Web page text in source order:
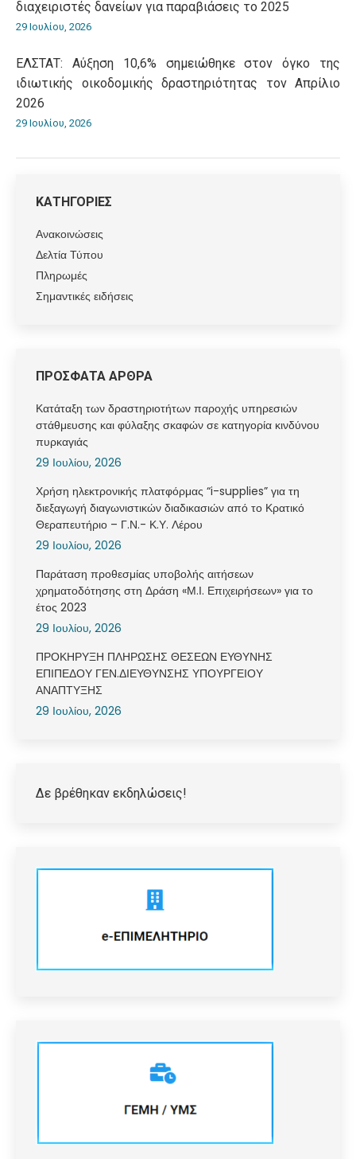
διαχειριστές δανείων για παραβιάσεις το 2025
29 Ιουλίου, 2026
ΕΛΣΤΑΤ: Αύξηση 10,6% σημειώθηκε στον όγκο της
ιδιωτικής οικοδομικής δραστηριότητας τον Απρίλιο
2026
29 Ιουλίου, 2026
ΚΑΤΗΓΟΡΙΕΣ
Ανακοινώσεις
Δελτία Τύπου
Πληρωμές
Σημαντικές ειδήσεις
ΠΡΟΣΦΑΤΑ ΑΡΘΡΑ
Κατάταξη των δραστηριοτήτων παροχής υπηρεσιών
στάθμευσης και φύλαξης σκαφών σε κατηγορία κινδύνου
πυρκαγιάς
29 Ιουλίου, 2026
Χρήση ηλεκτρονικής πλατφόρμας “i-supplies” για τη
διεξαγωγή διαγωνιστικών διαδικασιών από το Κρατικό
Θεραπευτήριο – Γ.Ν.- Κ.Υ. Λέρου
29 Ιουλίου, 2026
Παράταση προθεσμίας υποβολής αιτήσεων
χρηματοδότησης στη Δράση «Μ.Ι. Επιχειρήσεων» για το
έτος 2023
29 Ιουλίου, 2026
ΠΡΟΚΗΡΥΞΗ ΠΛΗΡΩΣΗΣ ΘΕΣΕΩΝ ΕΥΘΥΝΗΣ
ΕΠΙΠΕΔΟΥ ΓΕΝ.ΔΙΕΥΘΥΝΣΗΣ ΥΠΟΥΡΓΕΙΟΥ
ΑΝΑΠΤΥΞΗΣ
29 Ιουλίου, 2026
Δε βρέθηκαν εκδηλώσεις!